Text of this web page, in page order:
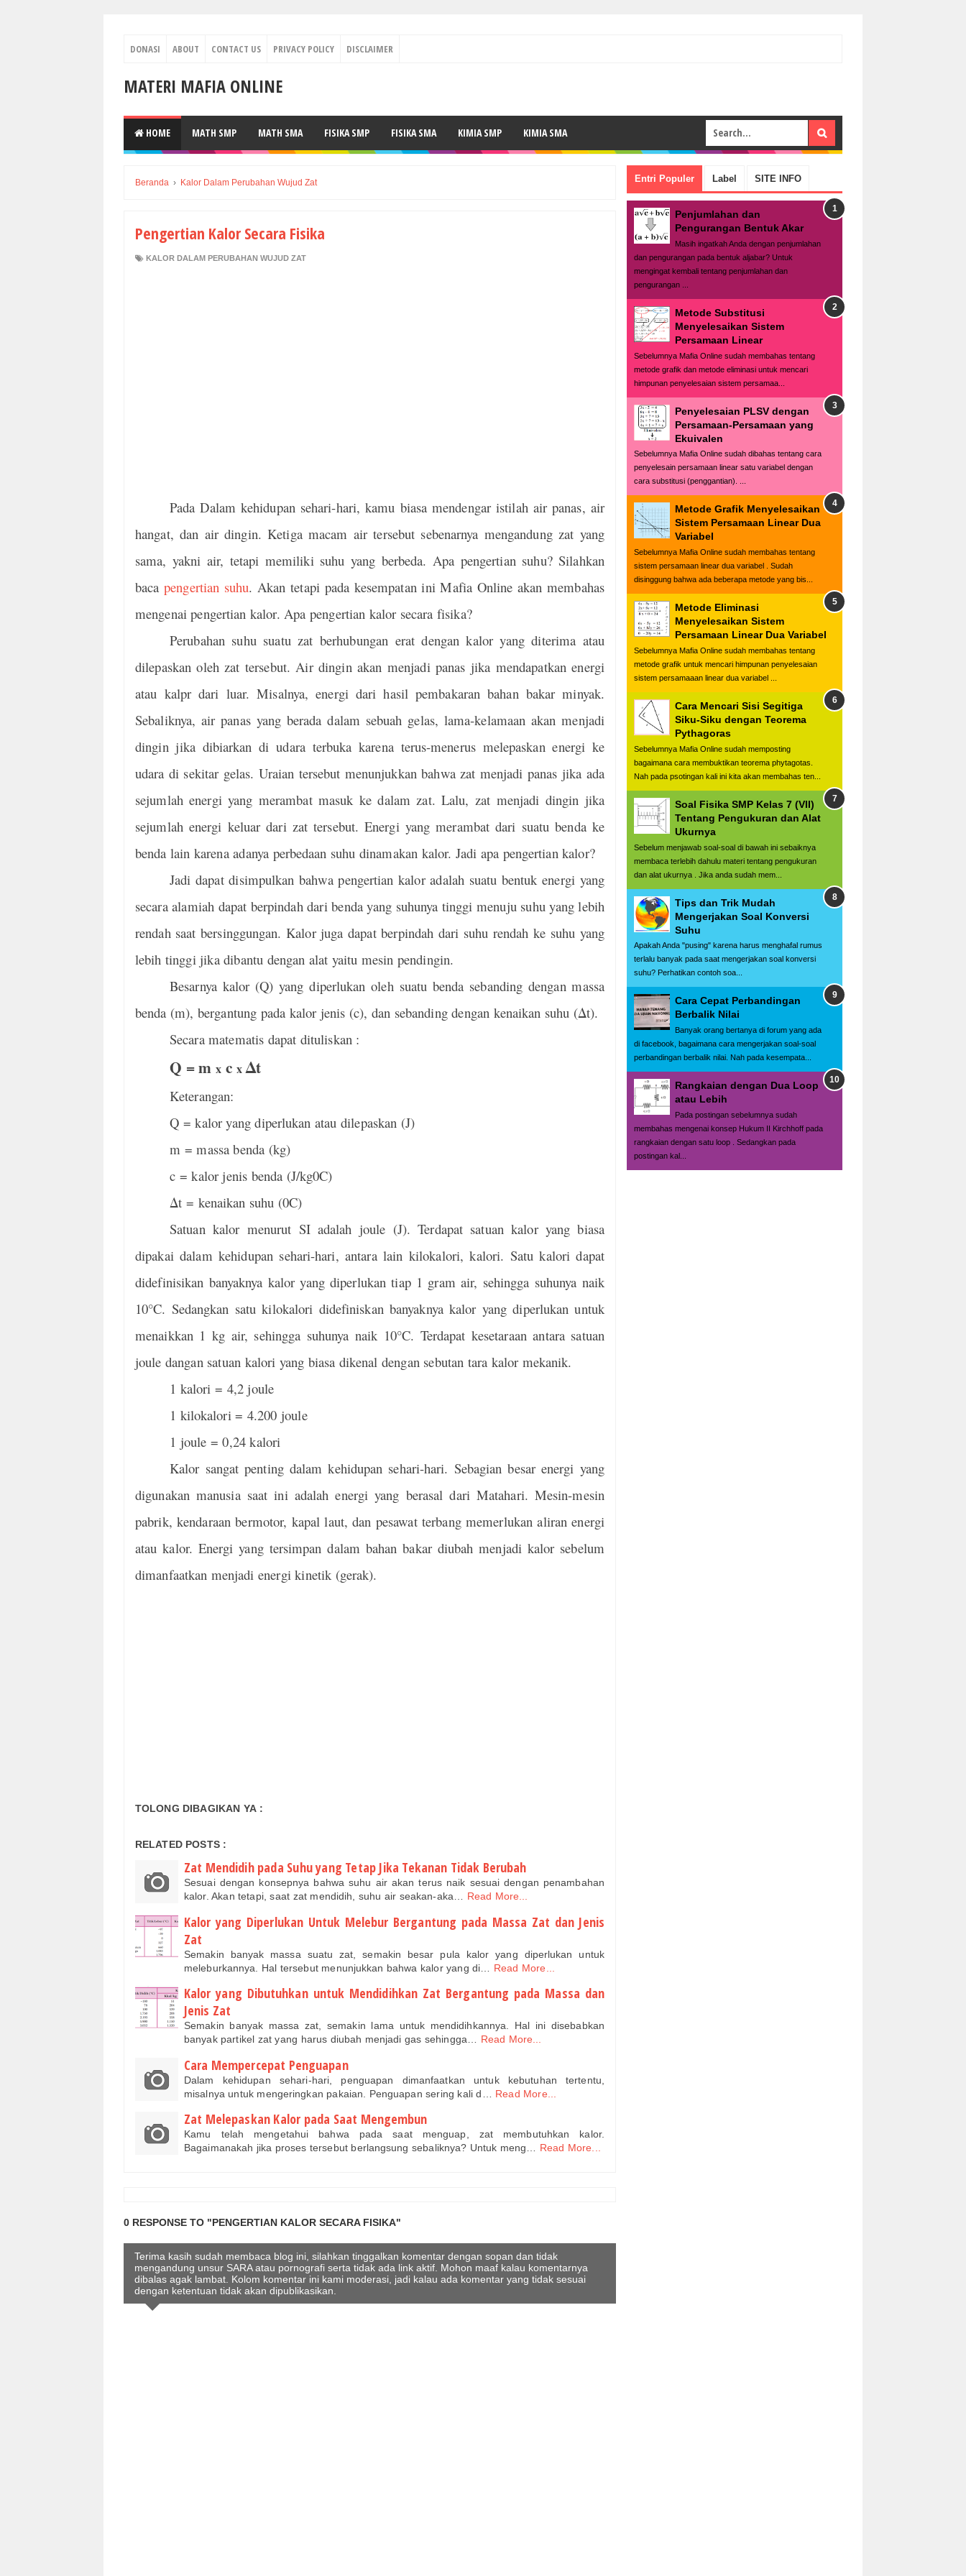
DONASI ABOUT CONTACT US PRIVACY POLICY DISCLAIMER
MATERI MAFIA ONLINE
HOME MATH SMP MATH SMA FISIKA SMP FISIKA SMA KIMIA SMP KIMIA SMA
Beranda › Kalor Dalam Perubahan Wujud Zat
Pengertian Kalor Secara Fisika
KALOR DALAM PERUBAHAN WUJUD ZAT
Pada Dalam kehidupan sehari-hari, kamu biasa mendengar istilah air panas, air
hangat, dan air dingin. Ketiga macam air tersebut sebenarnya mengandung zat yang
sama, yakni air, tetapi memiliki suhu yang berbeda. Apa pengertian suhu? Silahkan
bacapengertian suhu. Akan tetapi pada kesempatan ini Mafia Online akan membahas
mengenai pengertian kalor. Apa pengertian kalor secara fisika?
Perubahan suhu suatu zat berhubungan erat dengan kalor yang diterima atau
dilepaskan oleh zat tersebut. Air dingin akan menjadi panas jika mendapatkan energi
atau kalpr dari luar. Misalnya, energi dari hasil pembakaran bahan bakar minyak.
Sebaliknya, air panas yang berada dalam sebuah gelas, lama-kelamaan akan menjadi
dingin jika dibiarkan di udara terbuka karena terus-menerus melepaskan energi ke
udara di sekitar gelas. Uraian tersebut menunjukkan bahwa zat menjadi panas jika ada
sejumlah energi yang merambat masuk ke dalam zat. Lalu, zat menjadi dingin jika
sejumlah energi keluar dari zat tersebut. Energi yang merambat dari suatu benda ke
benda lain karena adanya perbedaan suhu dinamakan kalor. Jadi apa pengertian kalor?
Jadi dapat disimpulkan bahwa pengertian kalor adalah suatu bentuk energi yang
secara alamiah dapat berpindah dari benda yang suhunya tinggi menuju suhu yang lebih
rendah saat bersinggungan. Kalor juga dapat berpindah dari suhu rendah ke suhu yang
lebih tinggi jika dibantu dengan alat yaitu mesin pendingin.
Besarnya kalor (Q) yang diperlukan oleh suatu benda sebanding dengan massa
benda (m), bergantung pada kalor jenis (c), dan sebanding dengan kenaikan suhu (Δt).
Secara matematis dapat dituliskan :
Q = mx c xΔt
Keterangan:
Q = kalor yang diperlukan atau dilepaskan (J)
m = massa benda (kg)
c = kalor jenis benda (J/kg0C)
Δt = kenaikan suhu (0C)
Satuan kalor menurut SI adalah joule (J). Terdapat satuan kalor yang biasa
dipakai dalam kehidupan sehari-hari, antara lain kilokalori, kalori. Satu kalori dapat
didefinisikan banyaknya kalor yang diperlukan tiap 1 gram air, sehingga suhunya naik
10°C. Sedangkan satu kilokalori didefiniskan banyaknya kalor yang diperlukan untuk
menaikkan 1 kg air, sehingga suhunya naik 10°C. Terdapat kesetaraan antara satuan
joule dangan satuan kalori yang biasa dikenal dengan sebutan tara kalor mekanik.
1 kalori = 4,2 joule
1 kilokalori = 4.200 joule
1 joule = 0,24 kalori
Kalor sangat penting dalam kehidupan sehari-hari. Sebagian besar energi yang
digunakan manusia saat ini adalah energi yang berasal dari Matahari. Mesin-mesin
pabrik, kendaraan bermotor, kapal laut, dan pesawat terbang memerlukan aliran energi
atau kalor. Energi yang tersimpan dalam bahan bakar diubah menjadi kalor sebelum
dimanfaatkan menjadi energi kinetik (gerak).
TOLONG DIBAGIKAN YA :
RELATED POSTS :
Zat Mendidih pada Suhu yang Tetap Jika Tekanan Tidak Berubah
Sesuai dengan konsepnya bahwa suhu air akan terus naik sesuai dengan penambahan
kalor. Akan tetapi, saat zat mendidih, suhu air seakan-aka…
Read More...
Kalor yang Diperlukan Untuk Melebur Bergantung pada Massa Zat dan Jenis
Zat
Semakin banyak massa suatu zat, semakin besar pula kalor yang diperlukan untuk
meleburkannya. Hal tersebut menunjukkan bahwa kalor yang di…
Read More...
Kalor yang Dibutuhkan untuk Mendidihkan Zat Bergantung pada Massa dan
Jenis Zat
Semakin banyak massa zat, semakin lama untuk mendidihkannya. Hal ini disebabkan
banyak partikel zat yang harus diubah menjadi gas sehingga…
Read More...
Cara Mempercepat Penguapan
Dalam kehidupan sehari-hari, penguapan dimanfaatkan untuk kebutuhan tertentu,
misalnya untuk mengeringkan pakaian. Penguapan sering kali d…
Read More...
Zat Melepaskan Kalor pada Saat Mengembun
Kamu telah mengetahui bahwa pada saat menguap, zat membutuhkan kalor.
Bagaimanakah jika proses tersebut berlangsung sebaliknya? Untuk meng…
Read More...
0 RESPONSE TO "PENGERTIAN KALOR SECARA FISIKA"
Terima kasih sudah membaca blog ini, silahkan tinggalkan komentar dengan sopan dan tidak
mengandung unsur SARA atau pornografi serta tidak ada link aktif. Mohon maaf kalau komentarnya
dibalas agak lambat. Kolom komentar ini kami moderasi, jadi kalau ada komentar yang tidak sesuai
dengan ketentuan tidak akan dipublikasikan.
Entri Populer Label SITE INFO
Penjumlahan dan
Pengurangan Bentuk Akar
Masih ingatkah Anda dengan penjumlahan
dan pengurangan pada bentuk aljabar? Untuk
mengingat kembali tentang penjumlahan dan
pengurangan ...
Metode Substitusi
Menyelesaikan Sistem
Persamaan Linear
Sebelumnya Mafia Online sudah membahas tentang
metode grafik dan metode eliminasi untuk mencari
himpunan penyelesaian sistem persamaa...
Penyelesaian PLSV dengan
Persamaan-Persamaan yang
Ekuivalen
Sebelumnya Mafia Online sudah dibahas tentang cara
penyelesain persamaan linear satu variabel dengan
cara substitusi (penggantian). ...
Metode Grafik Menyelesaikan
Sistem Persamaan Linear Dua
Variabel
Sebelumnya Mafia Online sudah membahas tentang
sistem persamaan linear dua variabel . Sudah
disinggung bahwa ada beberapa metode yang bis...
Metode Eliminasi
Menyelesaikan Sistem
Persamaan Linear Dua Variabel
Sebelumnya Mafia Online sudah membahas tentang
metode grafik untuk mencari himpunan penyelesaian
sistem persamaaan linear dua variabel ...
Cara Mencari Sisi Segitiga
Siku-Siku dengan Teorema
Pythagoras
Sebelumnya Mafia Online sudah memposting
bagaimana cara membuktikan teorema phytagotas.
Nah pada psotingan kali ini kita akan membahas ten...
Soal Fisika SMP Kelas 7 (VII)
Tentang Pengukuran dan Alat
Ukurnya
Sebelum menjawab soal-soal di bawah ini sebaiknya
membaca terlebih dahulu materi tentang pengukuran
dan alat ukurnya . Jika anda sudah mem...
Tips dan Trik Mudah
Mengerjakan Soal Konversi
Suhu
Apakah Anda "pusing" karena harus menghafal rumus
terlalu banyak pada saat mengerjakan soal konversi
suhu? Perhatikan contoh soa...
Cara Cepat Perbandingan
Berbalik Nilai
Banyak orang bertanya di forum yang ada
di facebook, bagaimana cara mengerjakan soal-soal
perbandingan berbalik nilai. Nah pada kesempata...
Rangkaian dengan Dua Loop
atau Lebih
Pada postingan sebelumnya sudah
membahas mengenai konsep Hukum II Kirchhoff pada
rangkaian dengan satu loop . Sedangkan pada
postingan kal...